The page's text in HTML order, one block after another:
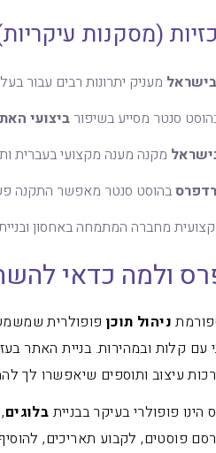
(מסקנות
מעניק יתרונות רבים עבור
סנטר מסייע בשיפור ביצועי
מקנה מענה מקצועי בעברית
בהוסט סנטר מאפשר התקנה
מחברה המתמחה באחסון
ולמה כדאי
ניהול תוכן פופולרית
עם קלות ובמהירות. בניית האתר
עיצוב ותוספים שיאפשרו לך
פופולרי בעיקר בבניית בלוגים
פוסטים, לקבוע תאריכים,